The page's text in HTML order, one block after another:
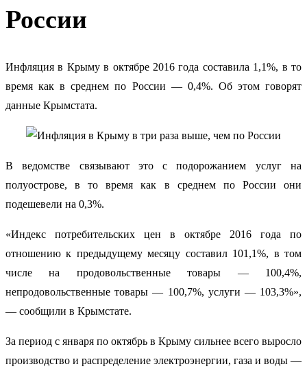
России
Инфляция в Крыму в октябре 2016 года составила 1,1%, в то
время как в среднем по России — 0,4%. Об этом говорят
данные Крымстата.
В ведомстве связывают это с подорожанием услуг на
полуострове, в то время как в среднем по России они
подешевели на 0,3%.
«Индекс потребительских цен в октябре 2016 года по
отношению к предыдущему месяцу составил 101,1%, в том
числе на продовольственные товары — 100,4%,
непродовольственные товары — 100,7%, услуги — 103,3%»,
— сообщили в Крымстате.
За период с января по октябрь в Крыму сильнее всего выросло
производство и распределение электроэнергии, газа и воды —